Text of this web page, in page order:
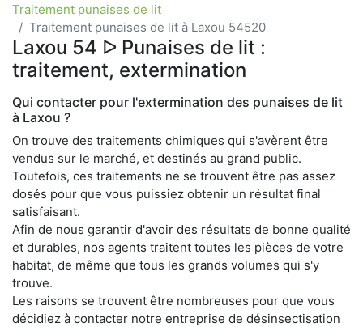
Traitement punaises de lit
Traitement punaises de lit à Laxou 54520
Laxou 54 ᐅ Punaises de lit :
traitement, extermination
Qui contacter pour l'extermination des punaises de lit
à Laxou ?
On trouve des traitements chimiques qui s'avèrent être
vendus sur le marché, et destinés au grand public.
Toutefois, ces traitements ne se trouvent être pas assez
dosés pour que vous puissiez obtenir un résultat final
satisfaisant.
Afin de nous garantir d'avoir des résultats de bonne qualité
et durables, nos agents traitent toutes les pièces de votre
habitat, de même que tous les grands volumes qui s'y
trouve.
Les raisons se trouvent être nombreuses pour que vous
décidiez à contacter notre entreprise de désinsectisation